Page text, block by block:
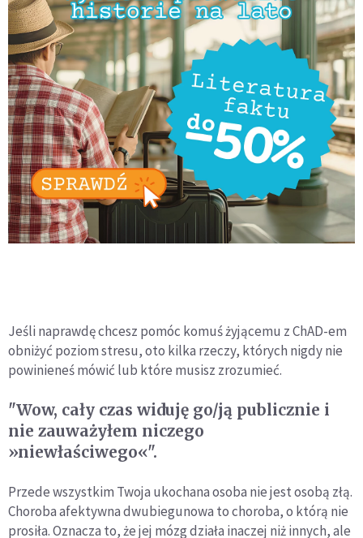
Jeśli naprawdę chcesz pomóc komuś żyjącemu z ChAD-em
obniżyć poziom stresu, oto kilka rzeczy, których nigdy nie
powinieneś mówić lub które musisz zrozumieć.
"Wow, cały czas widuję go/ją publicznie i
nie zauważyłem niczego
»niewłaściwego«".
Przede wszystkim Twoja ukochana osoba nie jest osobą złą.
Choroba afektywna dwubiegunowa to choroba, o którą nie
prosiła. Oznacza to, że jej mózg działa inaczej niż innych, ale